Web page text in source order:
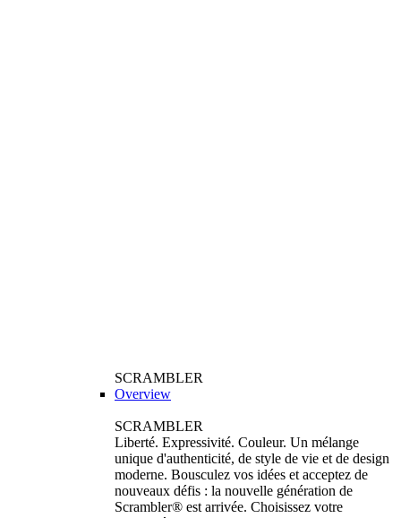
SCRAMBLER
Overview
SCRAMBLER
Liberté. Expressivité. Couleur. Un mélange
unique d'authenticité, de style de vie et de design
moderne. Bousculez vos idées et acceptez de
nouveaux défis : la nouvelle génération de
Scrambler® est arrivée. Choisissez votre